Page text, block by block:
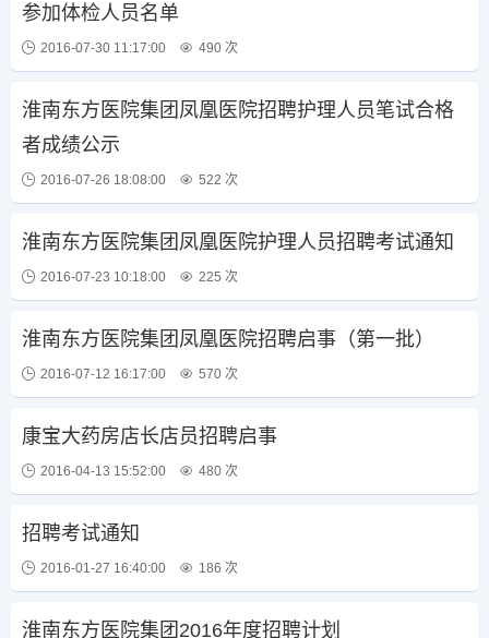
参加体检人员名单
2016-07-30 11:17:00 490 次
淮南东方医院集团凤凰医院招聘护理人员笔试合格
者成绩公示
2016-07-26 18:08:00 522 次
淮南东方医院集团凤凰医院护理人员招聘考试通知
2016-07-23 10:18:00 225 次
淮南东方医院集团凤凰医院招聘启事（第一批）
2016-07-12 16:17:00 570 次
康宝大药房店长店员招聘启事
2016-04-13 15:52:00 480 次
招聘考试通知
2016-01-27 16:40:00 186 次
淮南东方医院集团2016年度招聘计划